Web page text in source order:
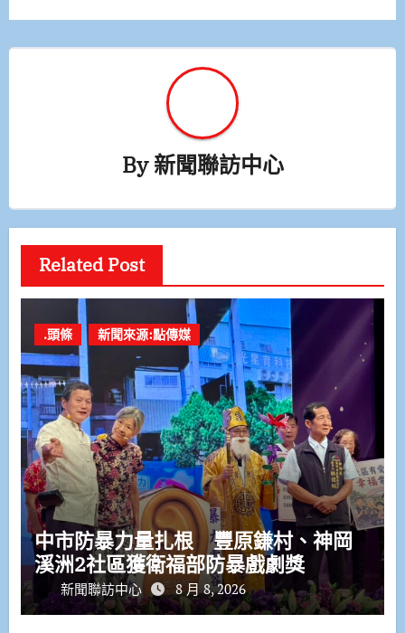
覽
By新聞聯訪中心
Related Post
.頭條 新聞來源:點傳媒
中市防暴力量扎根 豐原鎌村、神岡
溪洲2社區獲衛福部防暴戲劇獎
新聞聯訪中心 8 月 8, 2026